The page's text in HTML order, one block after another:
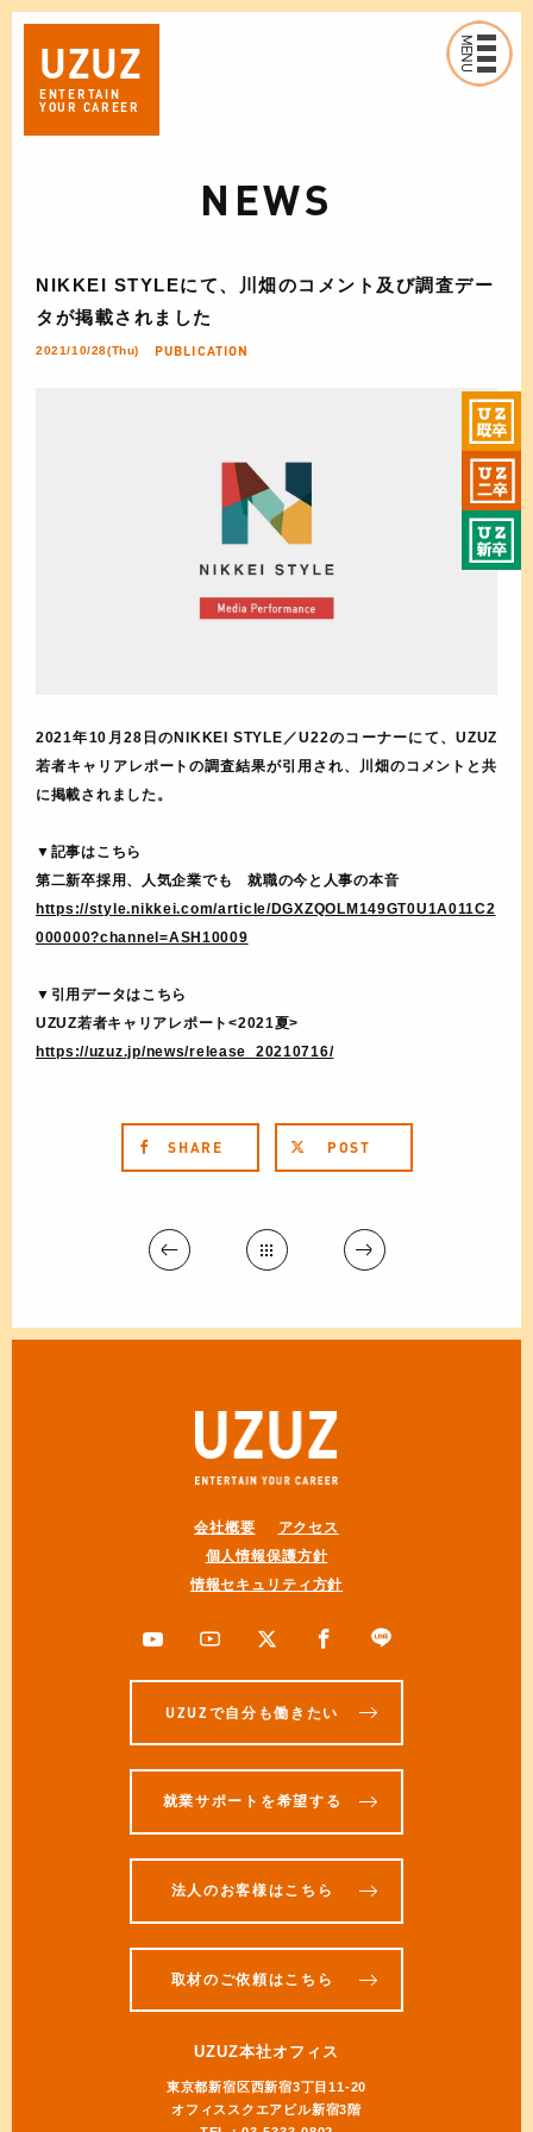
UZUZ
ENTERTAIN
YOUR CAREER
MENU
NEWS
NIKKEI STYLEにて、川畑のコメント及び調査デー
タが掲載されました
2021/10/28(Thu) PUBLICATION
2021年10月28日のNIKKEI STYLE／U22のコーナーにて、UZUZ
若者キャリアレポートの調査結果が引用され、川畑のコメントと共
に掲載されました。
▼記事はこちら
第二新卒採用、人気企業でも 就職の今と人事の本音
https://style.nikkei.com/article/DGXZQOLM149GT0U1A011C2
000000?channel=ASH10009
▼引用データはこちら
UZUZ若者キャリアレポート<2021夏>
https://uzuz.jp/news/release_20210716/
SHARE POST
会社概要
アクセス
個人情報保護方針
情報セキュリティ方針
UZUZで自分も働きたい
就業サポートを希望する
法人のお客様はこちら
取材のご依頼はこちら
UZUZ本社オフィス
東京都新宿区西新宿3丁目11-20
オフィススクエアビル新宿3階